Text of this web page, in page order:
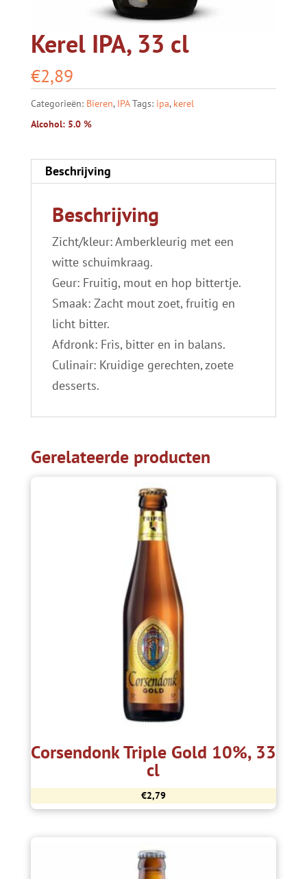
Kerel IPA, 33 cl
€2,89
Categorieën: Bieren, IPA Tags: ipa, kerel
Alcohol: 5.0 %
Beschrijving
Beschrijving
Zicht/kleur: Amberkleurig met een
witte schuimkraag.
Geur: Fruitig, mout en hop bittertje.
Smaak: Zacht mout zoet, fruitig en
licht bitter.
Afdronk: Fris, bitter en in balans.
Culinair: Kruidige gerechten, zoete
desserts.
Gerelateerde producten
Corsendonk Triple Gold 10%, 33
cl
€2,79